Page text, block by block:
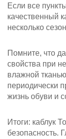
Если все
качественный
несколько
Помните, что
свойства при
влажной
периодически
жизнь обуви и
Итоги: каблук
безопасность.